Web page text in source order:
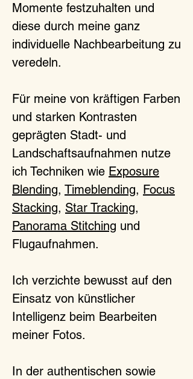
Momente festzuhalten und
diese durch meine ganz
individuelle Nachbearbeitung zu
veredeln.
Für meine von kräftigen Farben
und starken Kontrasten
geprägten Stadt- und
Landschaftsaufnahmen nutze
ich Techniken wie Exposure
Blending, Timeblending, Focus
Stacking, Star Tracking,
Panorama Stitching und
Flugaufnahmen.
Ich verzichte bewusst auf den
Einsatz von künstlicher
Intelligenz beim Bearbeiten
meiner Fotos.
In der authentischen sowie